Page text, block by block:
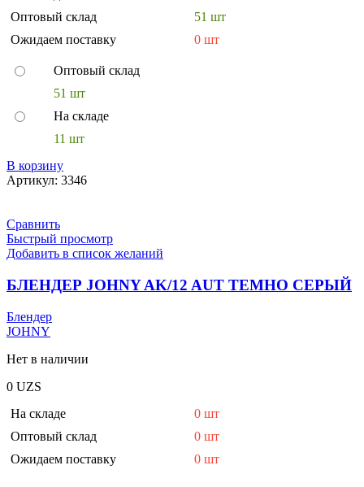
Оптовый склад
51 шт
Ожидаем поставку
0 шт
Оптовый склад
51 шт
На складе
11 шт
В корзину
Артикул: 3346
Сравнить
Быстрый просмотр
Добавить в список желаний
БЛЕНДЕР JOHNY AK/12 AUT ТЕМНО СЕРЫЙ
Блендер
JOHNY
Нет в наличии
0 UZS
На складе
0 шт
Оптовый склад
0 шт
Ожидаем поставку
0 шт